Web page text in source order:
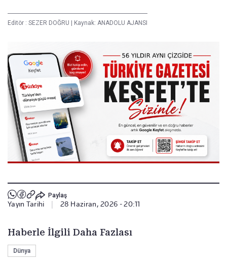
Editör : SEZER DOĞRU | Kaynak: ANADOLU AJANSI
Paylaş
Yayın Tarihi 28 Haziran, 2026 - 20:11
Haberle İlgili Daha Fazlası
Dünya